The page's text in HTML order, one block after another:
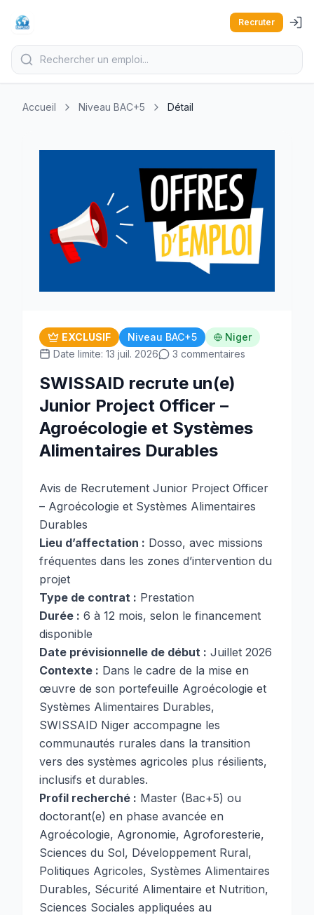
Recruter
Accueil Niveau BAC+5 Détail
EXCLUSIF Niveau BAC+5
Niger
Date limite: 13 juil. 2026
3 commentaires
SWISSAID recrute un(e)
Junior Project Officer –
Agroécologie et Systèmes
Alimentaires Durables
Avis de Recrutement Junior Project Officer
– Agroécologie et Systèmes Alimentaires
Durables
Lieu d’affectation : Dosso, avec missions
fréquentes dans les zones d’intervention du
projet
Type de contrat : Prestation
Durée : 6 à 12 mois, selon le financement
disponible
Date prévisionnelle de début : Juillet 2026
Contexte : Dans le cadre de la mise en
œuvre de son portefeuille Agroécologie et
Systèmes Alimentaires Durables,
SWISSAID Niger accompagne les
communautés rurales dans la transition
vers des systèmes agricoles plus résilients,
inclusifs et durables.
Profil recherché : Master (Bac+5) ou
doctorant(e) en phase avancée en
Agroécologie, Agronomie, Agroforesterie,
Sciences du Sol, Développement Rural,
Politiques Agricoles, Systèmes Alimentaires
Durables, Sécurité Alimentaire et Nutrition,
Sciences Sociales appliquées au